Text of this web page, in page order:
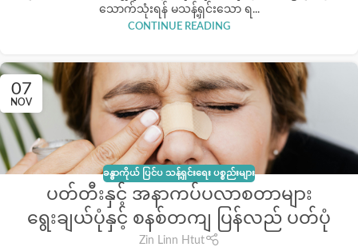
သောက်သုံးရန် မသန့်ရှင်းသော ရ...
CONTINUE READING
07
NOV
ခန္ဓာကိုယ် ပြင်ပ သန့်ရှင်းရေး ပစ္စည်းများ
ပတ်တီးနှင့် အနာကပ်ပလာစတာများ
ရွေးချယ်ပုံနှင့် စနစ်တကျ ပြန်လည် ပတ်ပုံ
Zin Linn Htut